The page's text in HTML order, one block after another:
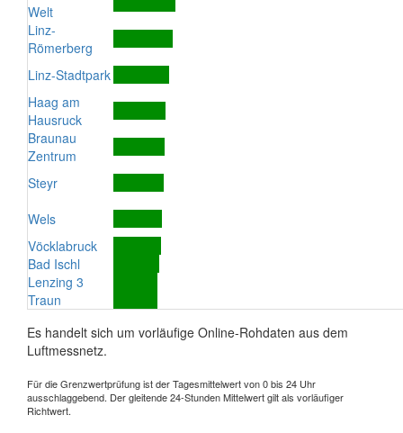
Welt
Linz-
Römerberg
Linz-Stadtpark
Haag am
Hausruck
Braunau
Zentrum
Steyr
Wels
Vöcklabruck
Bad Ischl
Lenzing 3
Traun
Es handelt sich um vorläufige Online-Rohdaten aus dem
Luftmessnetz.
Für die Grenzwertprüfung ist der Tagesmittelwert von 0 bis 24 Uhr
ausschlaggebend. Der gleitende 24-Stunden Mittelwert gilt als vorläufiger
Richtwert.